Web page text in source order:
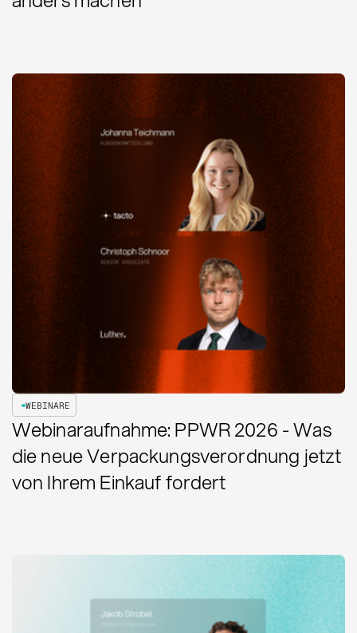
WEBINARE
Webinaraufnahme: PPWR 2026 - Was
die neue Verpackungsverordnung jetzt
von Ihrem Einkauf fordert